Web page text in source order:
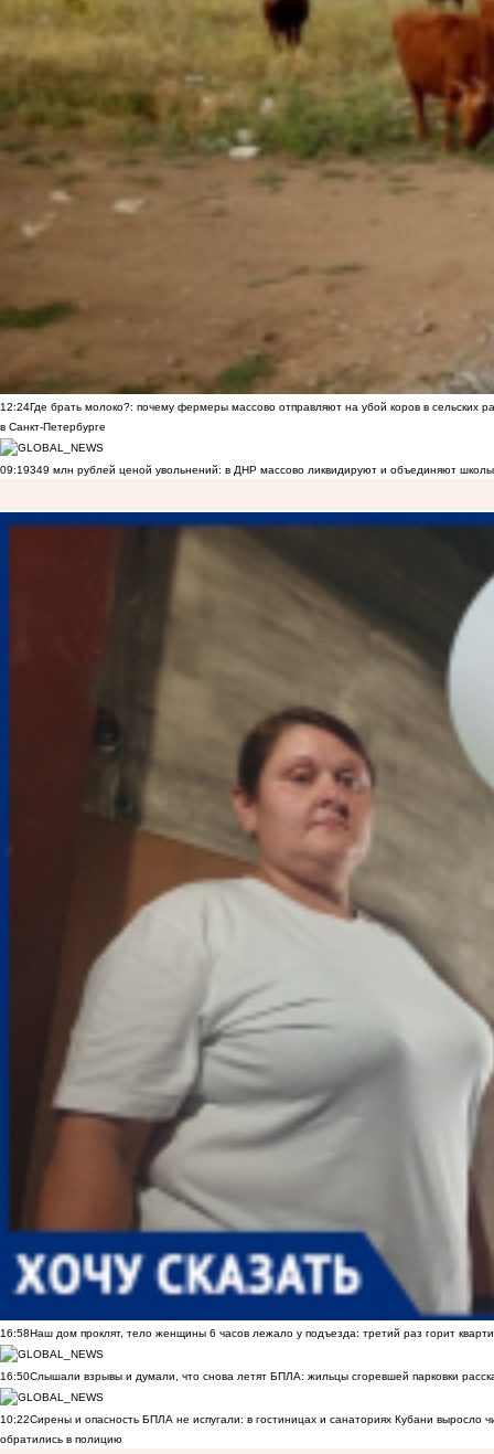
12:24Где брать молоко?: почему фермеры массово отправляют на убой коров в сельских
в Санкт-Петербурге
09:19349 млн рублей ценой увольнений: в ДНР массово ликвидируют и объединяют
16:58Наш дом проклят, тело женщины 6 часов лежало у подъезда: третий раз горит
16:50Слышали взрывы и думали, что снова летят БПЛА: жильцы сгоревшей парковки
10:22Сирены и опасность БПЛА не испугали: в гостиницах и санаториях Кубани выросло
обратились в полицию